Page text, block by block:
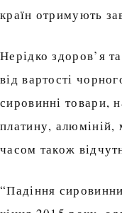
країн отримують
Нерідко здоров’я
від вартості
сировинні товари,
платину, алюміній,
часом також
“Падіння